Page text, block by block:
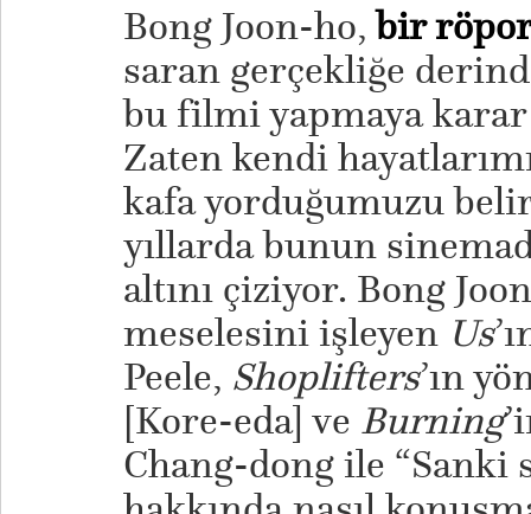
Bong Joon-ho,bir
saran gerçekliğe
bu filmi yapmaya
Zaten kendi
kafa yorduğumuzu
yıllarda bunun
altını çiziyor. Bong
meselesini işleyen Us
Peele, Shoplifters’ın
[Kore-eda] ve Burning
Chang-dong ile “Sanki